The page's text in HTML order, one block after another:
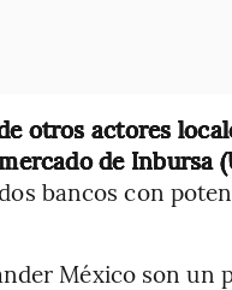
otros actores
de Inbursa
bancos con
México son un